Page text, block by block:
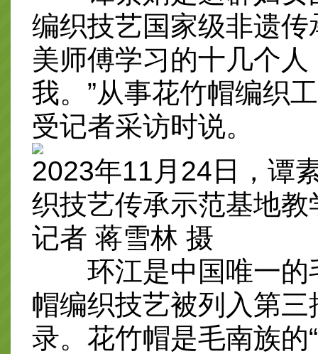
编织技艺国家级非遗
美师傅学习的十几个
我。”从事花竹帽编织
受记者采访时说。
2023年11月24日，谭
织技艺传承示范基地
记者 蒋雪林 摄
环江是中国唯一的
帽编织技艺被列入第
录。花竹帽是毛南族的